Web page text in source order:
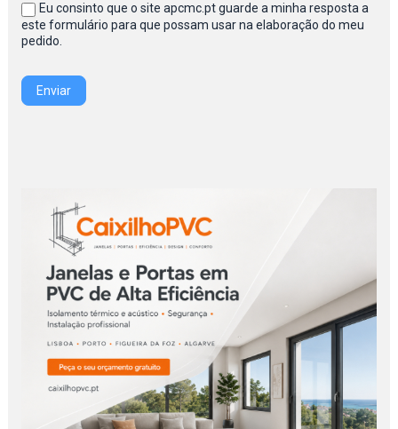
Eu consinto que o site apcmc.pt guarde a minha resposta a
este formulário para que possam usar na elaboração do meu
pedido.
Enviar